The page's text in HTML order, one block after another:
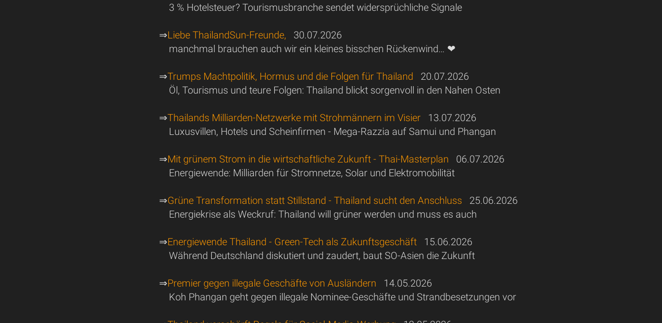
3 % Hotelsteuer? Tourismusbranche sendet widersprüchliche Signale
⇒Liebe ThailandSun-Freunde, 30.07.2026
manchmal brauchen auch wir ein kleines bisschen Rückenwind… ❤
⇒Trumps Machtpolitik, Hormus und die Folgen für Thailand 20.07.2026
Öl, Tourismus und teure Folgen: Thailand blickt sorgenvoll in den Nahen Osten
⇒Thailands Milliarden-Netzwerke mit Strohmännern im Visier 13.07.2026
Luxusvillen, Hotels und Scheinfirmen - Mega-Razzia auf Samui und Phangan
⇒Mit grünem Strom in die wirtschaftliche Zukunft - Thai-Masterplan 06.07.2026
Energiewende: Milliarden für Stromnetze, Solar und Elektromobilität
⇒Grüne Transformation statt Stillstand - Thailand sucht den Anschluss 25.06.2026
Energiekrise als Weckruf: Thailand will grüner werden und muss es auch
⇒Energiewende Thailand - Green-Tech als Zukunftsgeschäft 15.06.2026
Während Deutschland diskutiert und zaudert, baut SO-Asien die Zukunft
⇒Premier gegen illegale Geschäfte von Ausländern 14.05.2026
Koh Phangan geht gegen illegale Nominee-Geschäfte und Strandbesetzungen vor